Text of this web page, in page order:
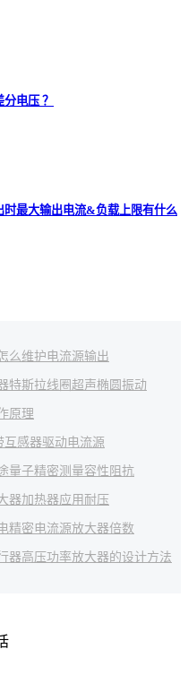
电压 ？
最大输出电流&负载上限有什么
么维护 电流源输出
特斯拉线圈 超声椭圆振动
原理
互感器驱动电流源
量子精密测量容性阻抗
器加热器应用 耐压
精密电流源放大器倍数
器高压功率放大器的设计方法